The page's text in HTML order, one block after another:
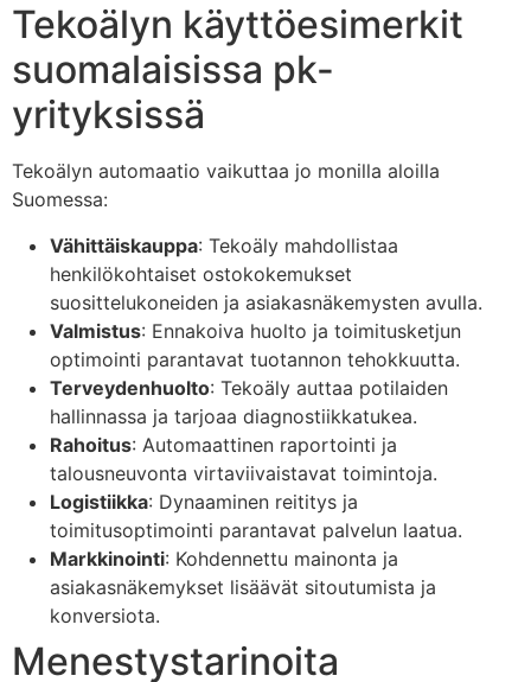
Tekoälyn käyttöesimerkit
suomalaisissa pk-
yrityksissä
Tekoälyn automaatio vaikuttaa jo monilla aloilla
Suomessa:
Vähittäiskauppa: Tekoäly mahdollistaa
henkilökohtaiset ostokokemukset
suosittelukoneiden ja asiakasnäkemysten avulla.
Valmistus: Ennakoiva huolto ja toimitusketjun
optimointi parantavat tuotannon tehokkuutta.
Terveydenhuolto: Tekoäly auttaa potilaiden
hallinnassa ja tarjoaa diagnostiikkatukea.
Rahoitus: Automaattinen raportointi ja
talousneuvonta virtaviivaistavat toimintoja.
Logistiikka: Dynaaminen reititys ja
toimitusoptimointi parantavat palvelun laatua.
Markkinointi: Kohdennettu mainonta ja
asiakasnäkemykset lisäävät sitoutumista ja
konversiota.
Menestystarinoita